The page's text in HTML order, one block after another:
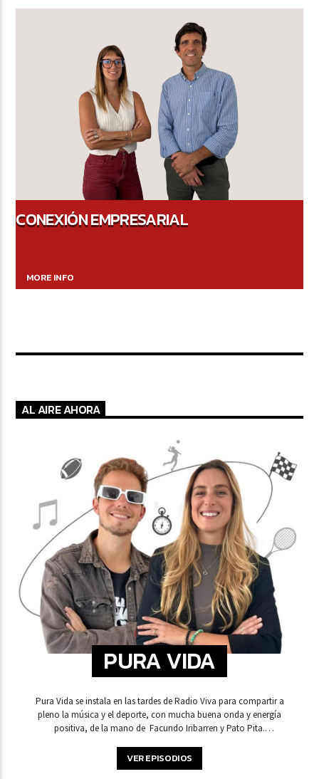
CONEXIÓN EMPRESARIAL
MORE INFO
AL AIRE AHORA
PURA VIDA
Pura Vida se instala en las tardes de Radio Viva para compartir a
pleno la música y el deporte, con mucha buena onda y energía
positiva, de la mano de Facundo Iribarren y Pato Pita.
distintos invitados sobre lo que vive el mundo deportivo entre el
viento, la tierra y el mar. Escuchá de lunes a viernes de 16 a 18 Hs.
VER EPISODIOS